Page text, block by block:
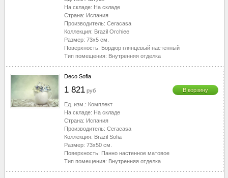
На складе: На складе
Страна: Испания
Производитель: Ceracasa
Коллекция: Brazil Orchiee
Размер: 73x5 см.
Поверхность: Бордюр глянцевый настенный
Тип помещения: Внутренняя отделка
Deco Sofia
1 821 руб В корзину
Ед. изм.: Комплект
На складе: На складе
Страна: Испания
Производитель: Ceracasa
Коллекция: Brazil Sofia
Размер: 73x50 см.
Поверхность: Панно настенное матовое
Тип помещения: Внутренняя отделка